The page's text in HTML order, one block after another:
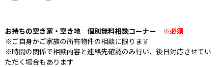
お持ちの空き家・空き地 個別無料相談コーナー ※必須
※ご自身かご家族の所有物件の相談に限ります
※時間の関係で相談内容と連絡先確認のみ行い、後日対応させてい
ただく場合もあります